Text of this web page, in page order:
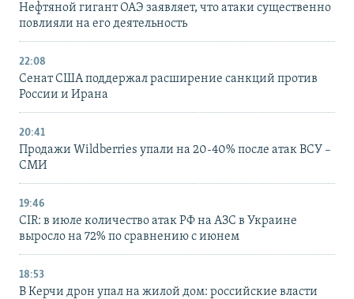
Нефтяной гигант ОАЭ заявляет, что атаки существенно
повлияли на его деятельность
22:08
Сенат США поддержал расширение санкций против
России и Ирана
20:41
Продажи Wildberries упали на 20-40% после атак ВСУ –
СМИ
19:46
CIR: в июле количество атак РФ на АЗС в Украине
выросло на 72% по сравнению с июнем
18:53
В Керчи дрон упал на жилой дом: российские власти